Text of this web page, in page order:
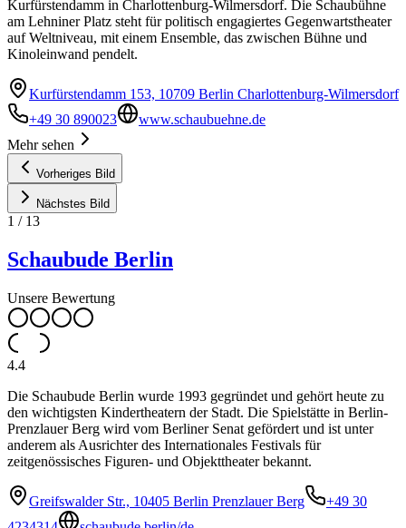
Kurfürstendamm in Charlottenburg-Wilmersdorf. Die Schaubühne
am Lehniner Platz steht für politisch engagiertes Gegenwartstheater
auf Weltniveau, mit einem Ensemble, das zwischen Bühne und
Kinoleinwand pendelt.
Kurfürstendamm 153, 10709 Berlin Charlottenburg-Wilmersdorf
+49 30 890023
www.schaubuehne.de
Mehr sehen
Vorheriges Bild
Nächstes Bild
1 / 13
Schaubude Berlin
Unsere Bewertung
4.4
Die Schaubude Berlin wurde 1993 gegründet und gehört heute zu
den wichtigsten Kindertheatern der Stadt. Die Spielstätte in Berlin-
Prenzlauer Berg wird vom Berliner Senat gefördert und ist unter
anderem als Ausrichter des Internationales Festivals für
zeitgenössisches Figuren- und Objekttheater bekannt.
Greifswalder Str., 10405 Berlin Prenzlauer Berg
+49 30